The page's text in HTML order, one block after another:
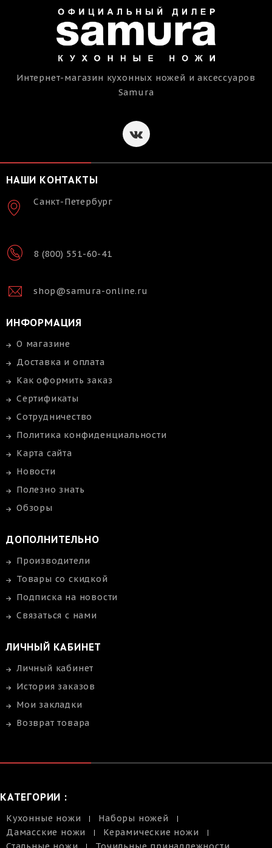
Интернет-магазин кухонных ножей и аксессуаров
Samura
НАШИ КОНТАКТЫ
Санкт-Петербург
8 (800) 551-60-41
shop@samura-online.ru
ИНФОРМАЦИЯ
О магазине
Доставка и оплата
Как оформить заказ
Сертификаты
Сотрудничество
Политика конфиденциальности
Карта сайта
Новости
Полезно знать
Обзоры
ДОПОЛНИТЕЛЬНО
Производители
Товары со скидкой
Подписка на новости
Связаться с нами
ЛИЧНЫЙ КАБИНЕТ
Личный кабинет
История заказов
Мои закладки
Возврат товара
КАТЕГОРИИ :
Кухонные ножи
Наборы ножей
Дамасские ножи
Керамические ножи